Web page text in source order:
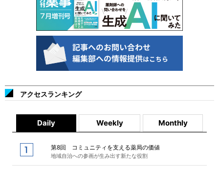
アクセスランキング
Daily Weekly Monthly
第8回 コミュニティを支える薬局の価値
地域自治への参画が生み出す新たな役割